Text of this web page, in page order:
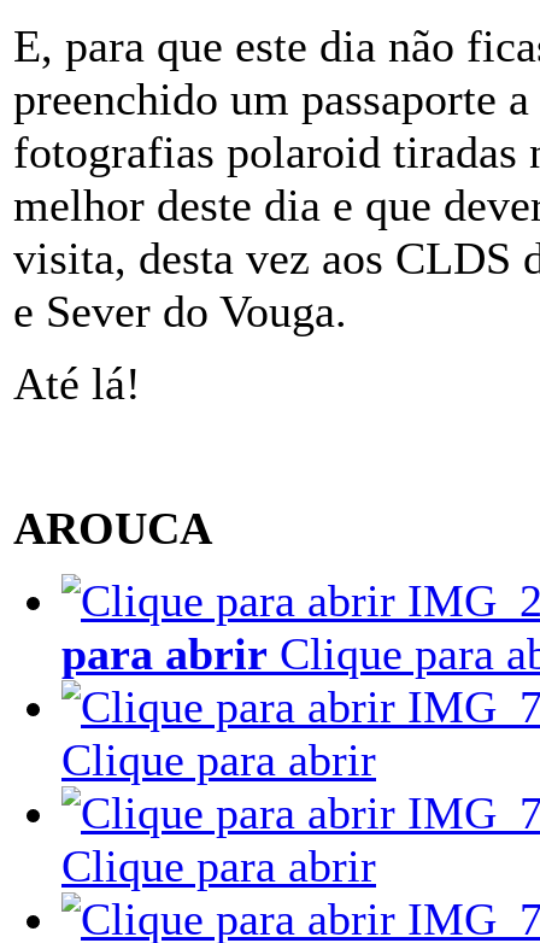
E, para que este dia não
preenchido um passaporte
fotografias polaroid tiradas
melhor deste dia e que
visita, desta vez aos CLDS
e Sever do Vouga.
Até lá!
AROUCA
para abrir Clique para
Clique para abrir
Clique para abrir